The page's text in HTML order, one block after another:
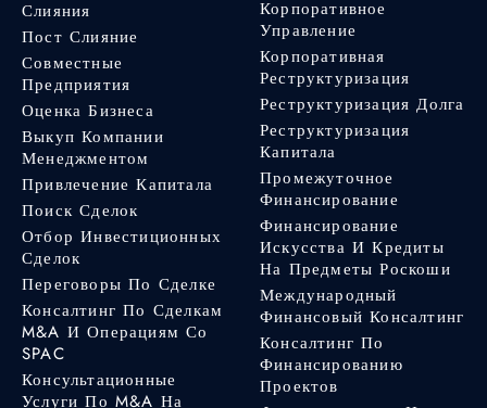
Слияния
Пост Слияние
Совместные
Предприятия
Оценка Бизнеса
Выкуп Компании
Менеджментом
Привлечение Капитала
Поиск Сделок
Отбор Инвестиционных
Сделок
Переговоры По Сделке
Консалтинг По Сделкам
M&A И Операциям Со
SPAC
Консультационные
Услуги По M&A На
Корпоративное
Управление
Корпоративная
Реструктуризация
Реструктуризация Долга
Реструктуризация
Капитала
Промежуточное
Финансирование
Финансирование
Искусства И Кредиты
На Предметы Роскоши
Международный
Финансовый Консалтинг
Консалтинг По
Финансированию
Проектов